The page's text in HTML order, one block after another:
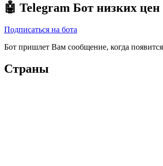
🤖 Telegram Бот низких цен
Подписаться на бота
Бот пришлет Вам сообщение, когда
Страны